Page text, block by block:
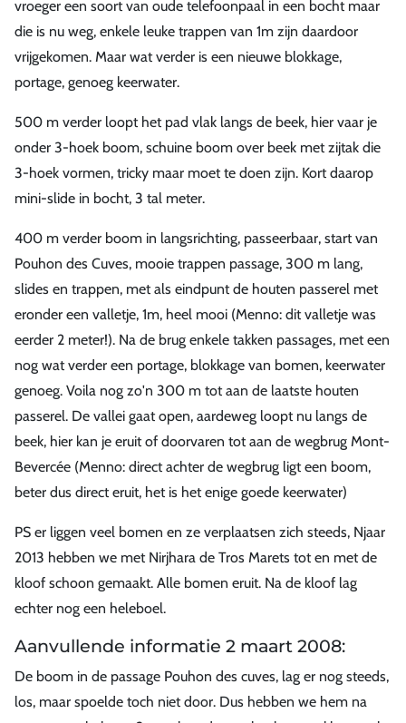
vroeger een soort van oude telefoonpaal in een bocht maar
die is nu weg, enkele leuke trappen van 1m zijn daardoor
vrijgekomen. Maar wat verder is een nieuwe blokkage,
portage, genoeg keerwater.
500 m verder loopt het pad vlak langs de beek, hier vaar je
onder 3-hoek boom, schuine boom over beek met zijtak die
3-hoek vormen, tricky maar moet te doen zijn. Kort daarop
mini-slide in bocht, 3 tal meter.
400 m verder boom in langsrichting, passeerbaar, start van
Pouhon des Cuves, mooie trappen passage, 300 m lang,
slides en trappen, met als eindpunt de houten passerel met
eronder een valletje, 1m, heel mooi (Menno: dit valletje was
eerder 2 meter!). Na de brug enkele takken passages, met een
nog wat verder een portage, blokkage van bomen, keerwater
genoeg. Voila nog zo'n 300 m tot aan de laatste houten
passerel. De vallei gaat open, aardeweg loopt nu langs de
beek, hier kan je eruit of doorvaren tot aan de wegbrug Mont-
Bevercée (Menno: direct achter de wegbrug ligt een boom,
beter dus direct eruit, het is het enige goede keerwater)
PS er liggen veel bomen en ze verplaatsen zich steeds, Njaar
2013 hebben we met Nirjhara de Tros Marets tot en met de
kloof schoon gemaakt. Alle bomen eruit. Na de kloof lag
echter nog een heleboel.
Aanvullende informatie 2 maart 2008:
De boom in de passage Pouhon des cuves, lag er nog steeds,
los, maar spoelde toch niet door. Dus hebben we hem na